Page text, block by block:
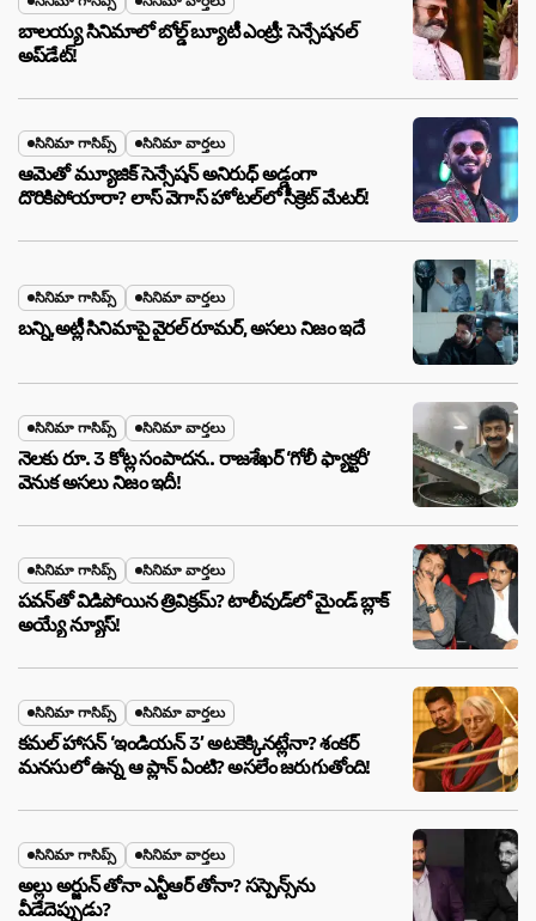
బాలయ్య సినిమాలో బోల్డ్ బ్యూటీ ఎంట్రీ: సెన్సేషనల్
అప్‌డేట్!
సినిమా గాసిప్స్ సినిమా వార్తలు
ఆమెతో మ్యూజిక్ సెన్సేషన్ అనిరుధ్ అడ్డంగా
దొరికిపోయారా? లాస్ వెగాస్ హోటల్‌లో సీక్రెట్ మేటర్!
సినిమా గాసిప్స్ సినిమా వార్తలు
బన్ని,అట్లీ సినిమాపై వైరల్ రూమర్, అసలు నిజం ఇదే
సినిమా గాసిప్స్ సినిమా వార్తలు
నెలకు రూ. 3 కోట్ల సంపాదన.. రాజశేఖర్ ‘గోలీ ఫ్యాక్టరీ’
వెనుక అసలు నిజం ఇదీ!
సినిమా గాసిప్స్ సినిమా వార్తలు
పవన్‌తో విడిపోయిన త్రివిక్రమ్? టాలీవుడ్‌లో మైండ్ బ్లాక్
అయ్యే న్యూస్!
సినిమా గాసిప్స్ సినిమా వార్తలు
కమల్ హాసన్ ‘ఇండియన్ 3’ అటకెక్కినట్లేనా? శంకర్
మనసులో ఉన్న ఆ ప్లాన్ ఏంటి? అసలేం జరుగుతోంది!
సినిమా గాసిప్స్ సినిమా వార్తలు
అల్లు అర్జున్ తోనా ఎన్టీఆర్ తోనా? సస్పెన్స్‌ను
వీడేదెప్పుడు?